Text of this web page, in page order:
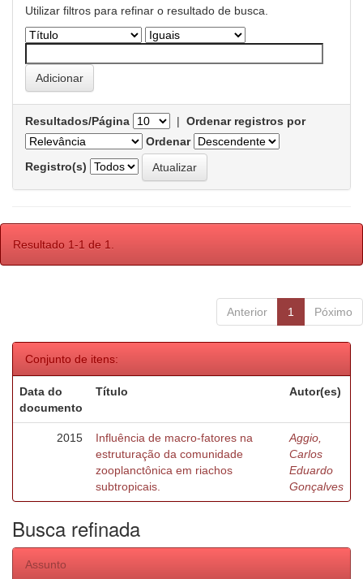
Utilizar filtros para refinar o resultado de busca.
Resultados/Página | Ordenar registros por
Ordenar
Registro(s)
Resultado 1-1 de 1.
Anterior 1 Póximo
Conjunto de itens:
Data do
documento
Título Autor(es)
2015
Influência de macro-fatores na
estruturação da comunidade
zooplanctônica em riachos
subtropicais.
Aggio,
Carlos
Eduardo
Gonçalves
Busca refinada
Assunto